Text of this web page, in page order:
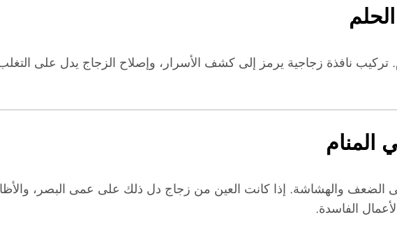
تركيب نافذة زجاجية يرمز إلى كشف الأسرار، وإصلاح الزجاج يدل على
المنام
الضعف والهشاشة. إذا كانت العين من زجاج دل ذلك على عمى البصر،
الفاسدة.